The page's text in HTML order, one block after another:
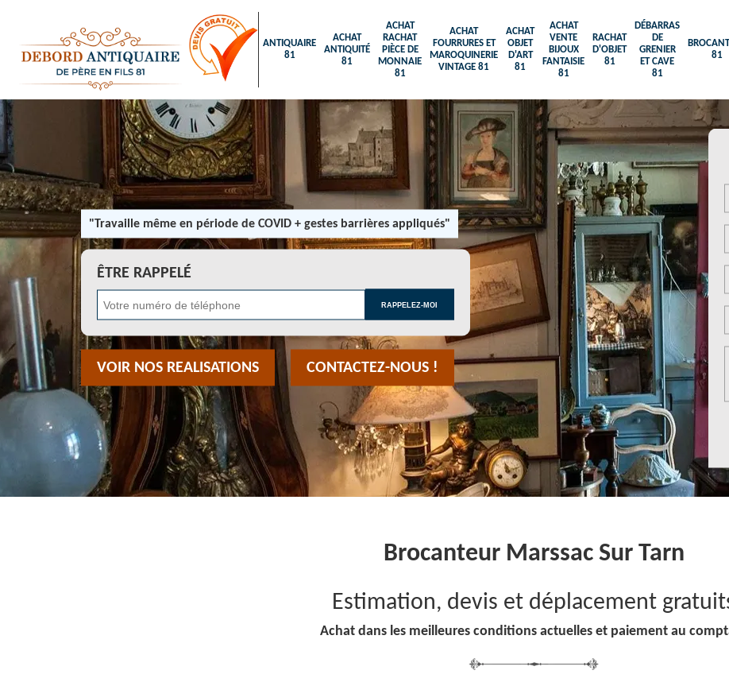
ANTIQUAIRE
81
ACHAT
ANTIQUITÉ
81
ACHAT
RACHAT
PIÈCE DE
MONNAIE
81
ACHAT
FOURRURES ET
MAROQUINERIE
VINTAGE 81
ACHAT
OBJET
D'ART
81
ACHAT
VENTE
BIJOUX
FANTAISIE
81
RACHAT
D'OBJET
81
DÉBARRAS
DE
GRENIER
ET CAVE
81
81
"Travaille même en période de COVID + gestes barrières appliqués"
ÊTRE RAPPELÉ
VOIR NOS REALISATIONS CONTACTEZ-NOUS !
Brocanteur Marssac Sur Tarn
Estimation, devis et déplacement
Achat dans les meilleures conditions actuelles et paiement au